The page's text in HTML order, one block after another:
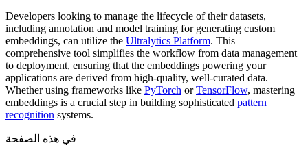
Developers looking to manage the lifecycle of their datasets,
including annotation and model training for generating custom
embeddings, can utilize the Ultralytics Platform. This
comprehensive tool simplifies the workflow from data management
to deployment, ensuring that the embeddings powering your
applications are derived from high-quality, well-curated data.
Whether using frameworks like PyTorch orTensorFlow, mastering
embeddings is a crucial step in building sophisticated pattern
recognition systems.
في هذه الصفحة